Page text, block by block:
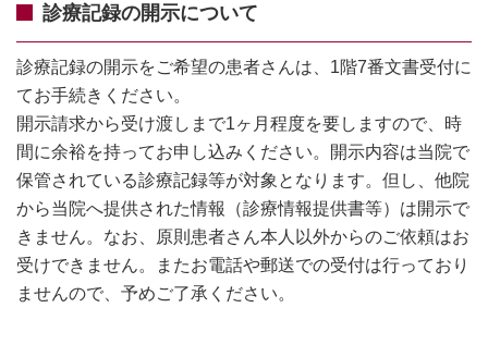
診療記録の開示について
診療記録の開⽰をご希望の患者さんは、1階7番⽂書受付に
てお⼿続きください。
開⽰請求から受け渡しまで1ヶ⽉程度を要しますので、時
間に余裕を持ってお申し込みください。開⽰内容は当院で
保管されている診療記録等が対象となります。但し、他院
から当院へ提供された情報（診療情報提供書等）は開⽰で
きません。なお、原則患者さん本⼈以外からのご依頼はお
受けできません。またお電話や郵送での受付は⾏っており
ませんので、予めご了承ください。